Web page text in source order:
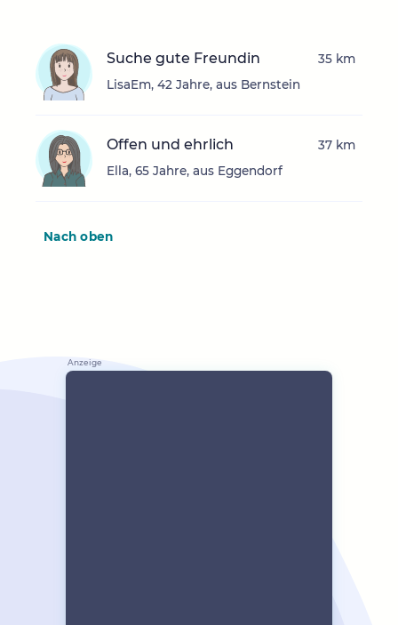
Suche gute Freundin
LisaEm, 42 Jahre, aus Bernstein
35 km
Offen und ehrlich
Ella, 65 Jahre, aus Eggendorf
37 km
Nach oben